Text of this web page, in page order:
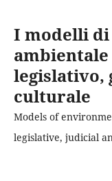
I modelli
legislativo,
culturale
Models of
legislative, judicial